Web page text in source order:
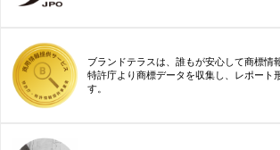
ブランドテラスは、誰もが安心して商標情
特許庁より商標データを収集し、レポート
す。